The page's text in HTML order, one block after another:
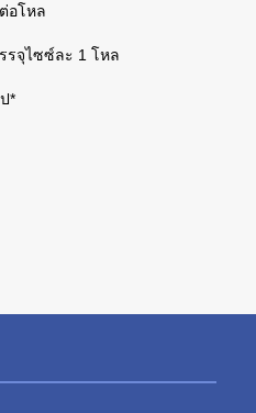
ต่อโหล
รจุไซซ์ละ 1 โหล
*